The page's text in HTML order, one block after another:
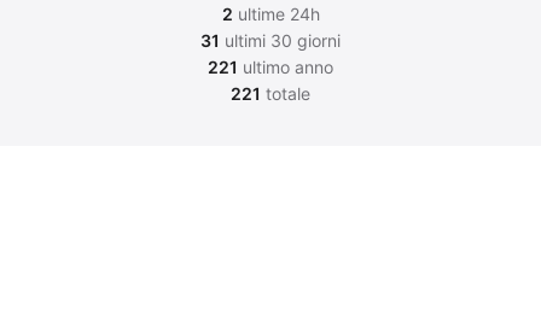
2 ultime 24h
31 ultimi 30 giorni
221 ultimo anno
221 totale